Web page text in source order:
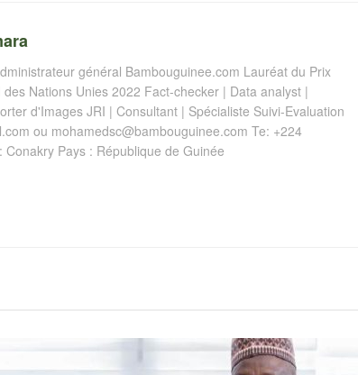
général Bambouguinee.com Lauréat du Prix
Nations Unies 2022 Fact-checker | Data analyst |
d'Images JRI | Consultant | Spécialiste Suivi-Evaluation
ou mohamedsc@bambouguinee.com Te: +224
Pays : République de Guinée